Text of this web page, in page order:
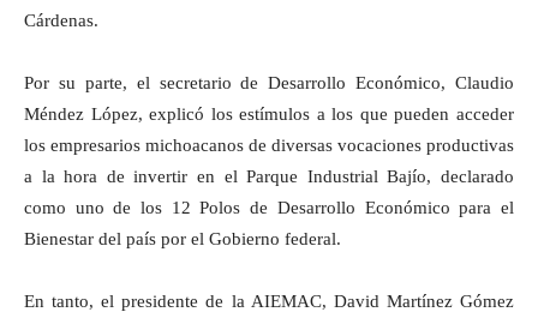
Cárdenas.
Por su parte, el secretario de Desarrollo Económico, Claudio
Méndez López, explicó los estímulos a los que pueden acceder
los empresarios michoacanos de diversas vocaciones productivas
a la hora de invertir en el Parque Industrial Bajío, declarado
como uno de los 12 Polos de Desarrollo Económico para el
Bienestar del país por el Gobierno federal.
En tanto, el presidente de la AIEMAC, David Martínez Gómez